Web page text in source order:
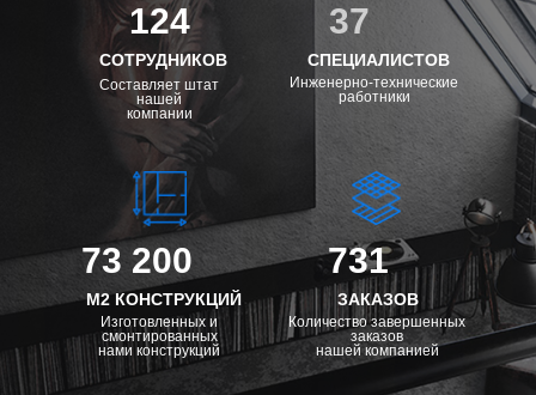
124
СОТРУДНИКОВ
Составляет штат
нашей
компании
73 200
М2 КОНСТРУКЦИЙ
Изготовленных и
смонтированных
нами конструкций
731
ЗАКАЗОВ
Количество завершенных
заказов
нашей компанией
37
СПЕЦИАЛИСТОВ
Инженерно-технические
работники